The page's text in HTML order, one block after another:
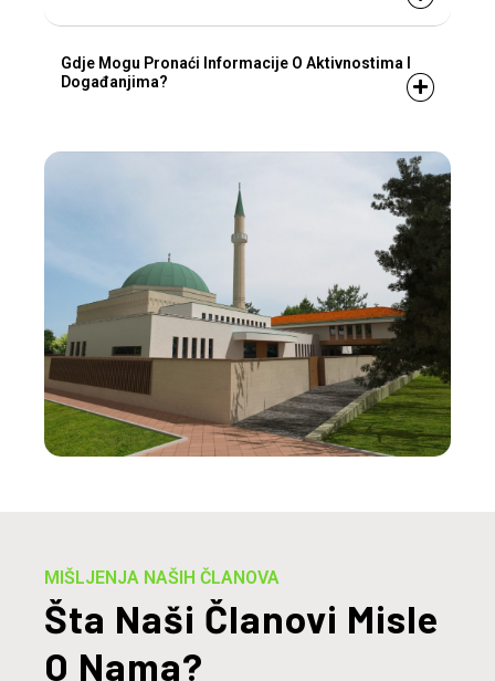
Gdje Mogu Pronaći Informacije O Aktivnostima I
Događanjima?
MIŠLJENJA NAŠIH ČLANOVA
Šta Naši Članovi Misle
O Nama?